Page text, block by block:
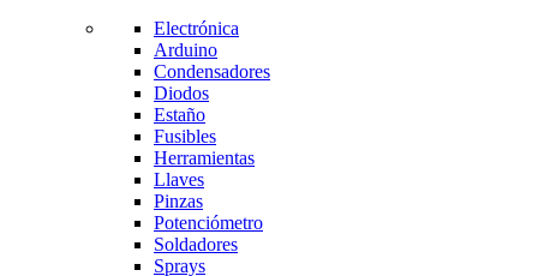
Electrónica
Arduino
Condensadores
Diodos
Estaño
Fusibles
Herramientas
Llaves
Pinzas
Potenciómetro
Soldadores
Sprays